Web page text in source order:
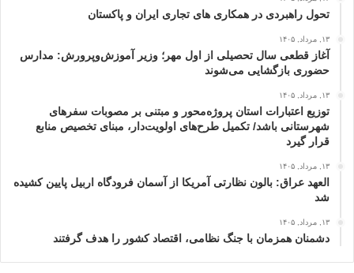
تحول راهبردی در همکاری های تجاری ایران و پاکستان
۱۳, مرداد, ۱۴۰۵
آغاز قطعی سال تحصیلی از اول مهر؛ وزیر آموزش‌وپرورش: مدارس
حضوری بازگشایی می‌شوند
۱۳, مرداد, ۱۴۰۵
توزیع اعتبارات استان پروژه‌محور و مبتنی بر مصوبات سفرهای
شهرستانی باشد/ تکمیل طرح‌های اولویت‌دار، مبنای تخصیص منابع
قرار گیرد
۱۳, مرداد, ۱۴۰۵
العهد عراق: بالون نظارتی آمریکا از آسمان فرودگاه اربیل پایین کشیده
شد
۱۳, مرداد, ۱۴۰۵
دشمنان همزمان با جنگ نظامی، اقتصاد کشور را هدف گرفتند